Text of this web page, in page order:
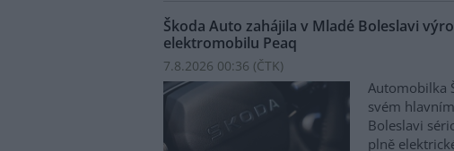
Škoda Auto zahájila v Mladé Boleslavi
elektromobilu Peaq
7.8.2026 00:36 (ČTK)
Automobilka
svém
Boleslavi
plně